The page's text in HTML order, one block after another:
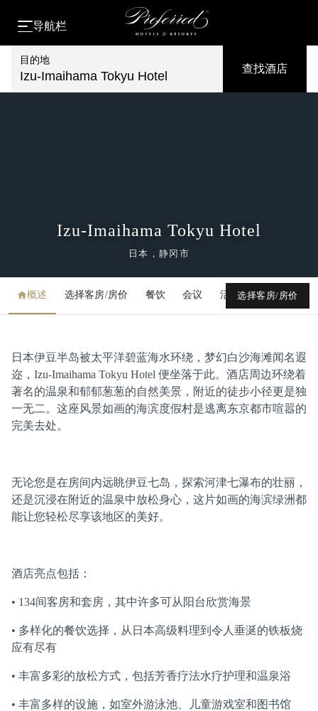
导航栏
目的地
Izu-Imaihama Tokyu Hotel
查找酒店
Izu-Imaihama Tokyu Hotel
日本，静冈市
概述 选择客房/房价 餐饮 会议 活动 媒体库
选择客房/房价
日本伊豆半岛被太平洋碧蓝海水环绕，梦幻白沙海滩闻名遐
迩，Izu-Imaihama Tokyu Hotel 便坐落于此。酒店周边环绕着
著名的温泉和郁郁葱葱的自然美景，附近的徒步小径更是独
一无二。这座风景如画的海滨度假村是逃离东京都市喧嚣的
完美去处。
无论您是在房间内远眺伊豆七岛，探索河津七瀑布的壮丽，
还是沉浸在附近的温泉中放松身心，这片如画的海滨绿洲都
能让您轻松尽享该地区的美好。
酒店亮点包括：
• 134间客房和套房，其中许多可从阳台欣赏海景
• 多样化的餐饮选择，从日本高级料理到令人垂涎的铁板烧
应有尽有
• 丰富多彩的放松方式，包括芳香疗法水疗护理和温泉浴
• 丰富多样的设施，如室外游泳池、儿童游戏室和图书馆